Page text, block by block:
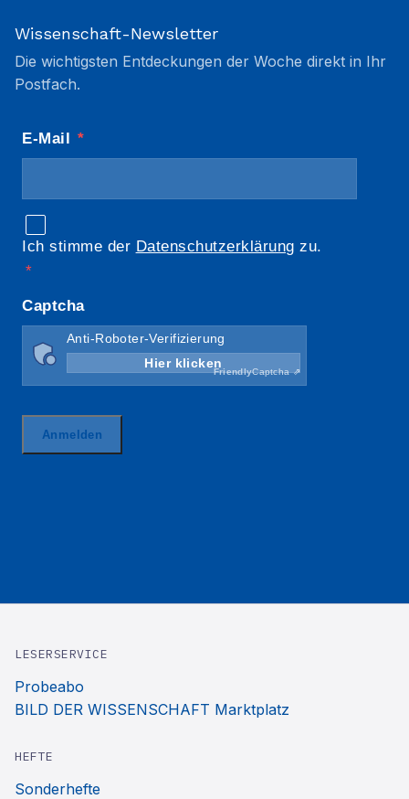
Wissenschaft-Newsletter
Die wichtigsten Entdeckungen der Woche direkt in Ihr
Postfach.
LESERSERVICE
Probeabo
BILD DER WISSENSCHAFT Marktplatz
HEFTE
Sonderhefte